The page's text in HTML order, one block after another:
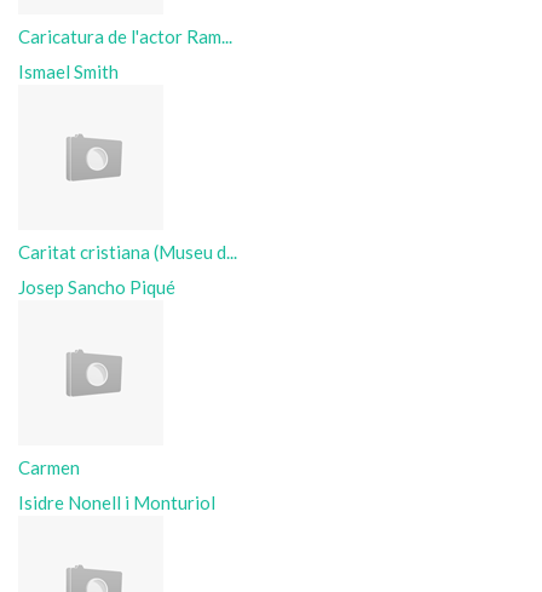
Caricatura de l'actor Ram...
Ismael Smith
Caritat cristiana (Museu d...
Josep Sancho Piqué
Carmen
Isidre Nonell i Monturiol